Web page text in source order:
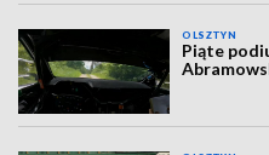
OLSZTYN
Piąte